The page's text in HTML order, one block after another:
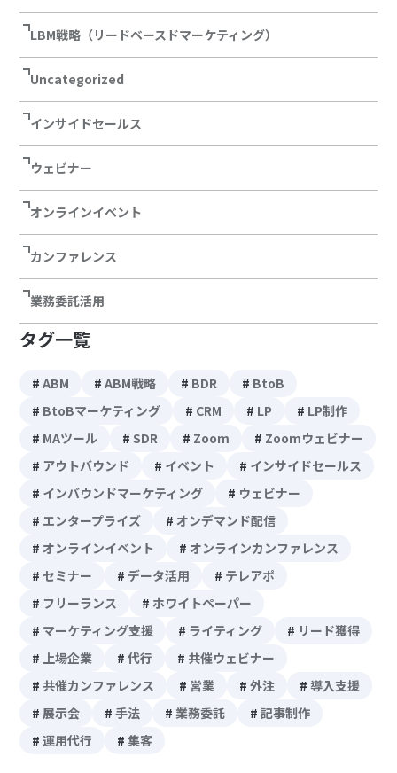
LBM戦略（リードベースドマーケティング）
Uncategorized
インサイドセールス
ウェビナー
オンラインイベント
カンファレンス
業務委託活用
タグ一覧
ABM ABM戦略 BDR
BtoB
BtoBマーケティング
CRM LP
LP制作
MAツール
SDR Zoom
Zoomウェビナー
アウトバウンド
イベント
インサイドセールス
インバウンドマーケティング
ウェビナー
エンタープライズ
オンデマンド配信
オンラインイベント
オンラインカンファレンス
セミナー
データ活用
テレアポ
フリーランス
ホワイトペーパー
マーケティング支援
ライティング
リード獲得
上場企業
代行
共催ウェビナー
共催カンファレンス
営業 外注
導入支援
展示会
手法 業務委託
記事制作
運用代行
集客